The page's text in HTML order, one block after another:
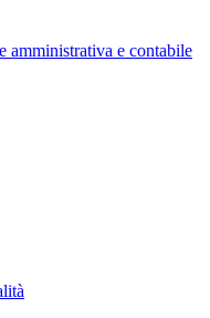
amministrativa e contabile